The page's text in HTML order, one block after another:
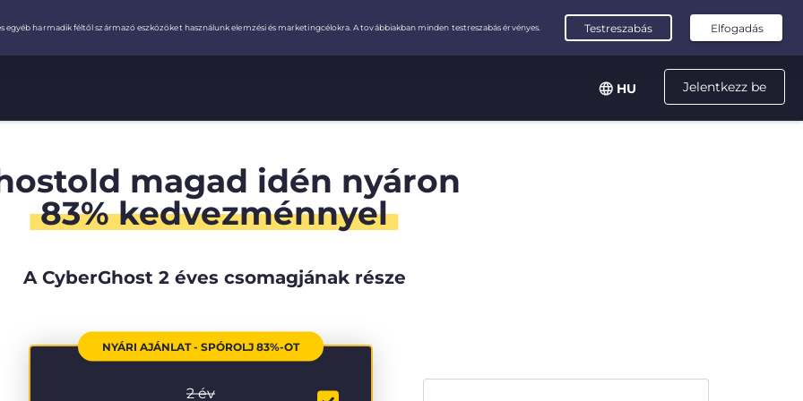
Jelentkezz be
HU
magad idén nyáron
83% kedvezménnyel
A CyberGhost 2 éves csomagjának része
NYÁRI AJÁNLAT - SPÓROLJ 83%-OT
2 év